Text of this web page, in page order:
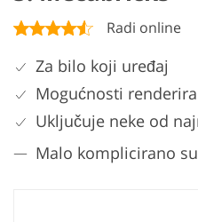
Radi online
Za bilo koji uređaj
Mogućnosti
Uključuje neke od
Malo komplicirano